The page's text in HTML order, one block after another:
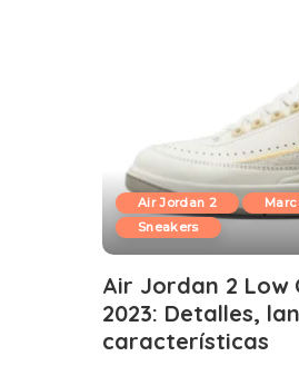
Air Jordan 2
Sneakers
Air Jordan 2
2023: Detalles,
características